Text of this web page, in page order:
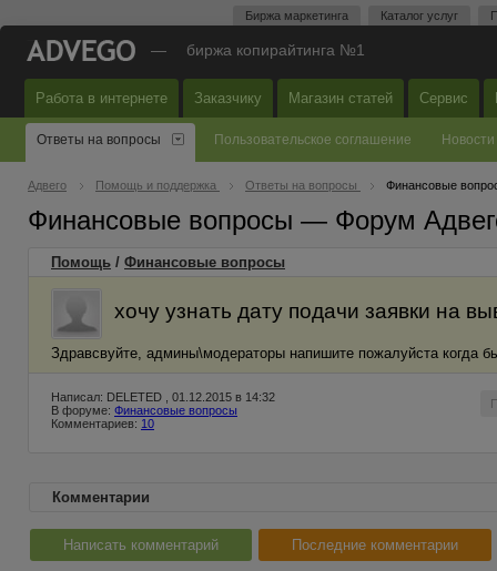
Биржа маркетинга Каталог услуг
— биржа копирайтинга №1
Работа в интернете Заказчику Магазин статей Сервис
Ответы на вопросы Пользовательское соглашение Новости
Адвего Помощь и поддержка Ответы на вопросы Финансовые
Финансовые вопросы — Форум
Помощь / Финансовые вопросы
хочу узнать дату подачи заявки на
Здравсвуйте, админы\модераторы напишите пожалуйста
Написал: DELETED , 01.12.2015 в 14:32
В форуме: Финансовые вопросы
Комментариев: 10
Комментарии
Написать комментарий Последние комментарии